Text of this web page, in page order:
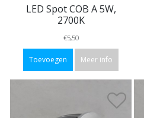
LED Spot COB A 5W,
2700K
€5,50
Toevoegen Meer info